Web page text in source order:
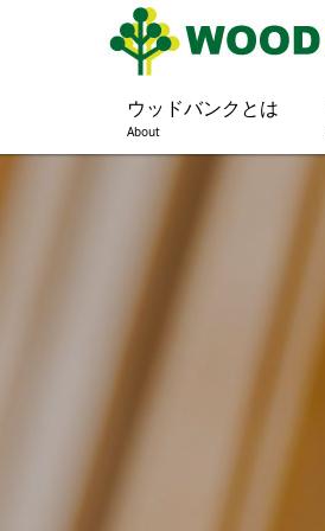
ウッドバンクとは
About